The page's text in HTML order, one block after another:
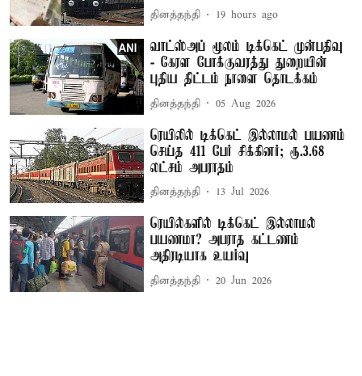
தினத்தந்தி 19 hours ago
வாட்ஸ்அப் மூலம் டிக்கெட் முன்பதிவு
- கேரள போக்குவரத்து துறையின்
புதிய திட்டம் நாளை தொடக்கம்
தினத்தந்தி 05 Aug 2026
ரெயிலில் டிக்கெட் இல்லாமல் பயணம்
செய்த 411 பேர் சிக்கினர்; ரூ.3.68
லட்சம் அபராதம்
தினத்தந்தி 13 Jul 2026
ரெயில்களில் டிக்கெட் இல்லாமல்
பயணமா? அபராத கட்டணம்
அதிரடியாக உயர்வு
தினத்தந்தி 20 Jun 2026